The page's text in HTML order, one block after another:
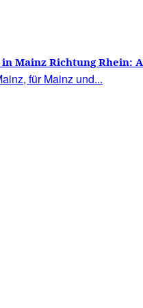
Mainz Richtung Rhein:
– Haben die Mainzer